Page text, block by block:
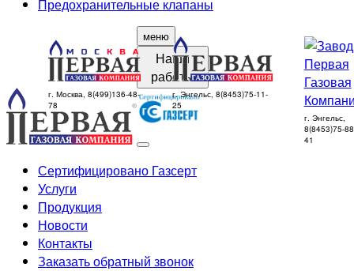
Предохранительные клапаны
меню
Наши
работы
г. Москва, 8(499)136-48-
78
г. Энгельс, 8(8453)75-11-
25
г. Энгельс,
8(8453)75-
41
Сертифицировано Газсерт
Услуги
Продукция
Новости
Контакты
Заказать обратный звонок